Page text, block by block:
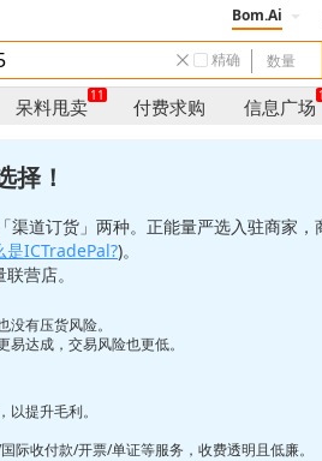
Bom.Ai
精确
呆料甩卖
11
付费求购 信息广场
择！
道订货」两种。正能量严选入驻商家
是ICTradePal?)。
营店。
有压货风险。
达成，交易风险也更低。
提升毛利。
收付款/开票/单证等服务，收费透明且低廉。